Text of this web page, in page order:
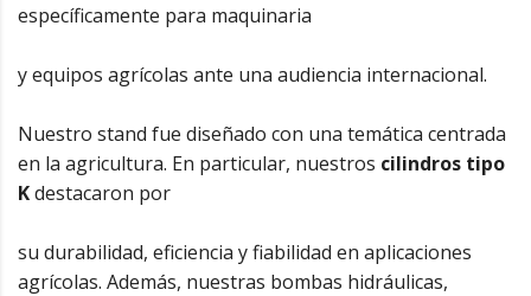
específicamente para maquinaria
y equipos agrícolas ante una audiencia internacional.
Nuestro stand fue diseñado con una temática centrada
en la agricultura. En particular, nuestros cilindros tipo
Kdestacaron por
su durabilidad, eficiencia y fiabilidad en aplicaciones
agrícolas. Además, nuestras bombas hidráulicas,